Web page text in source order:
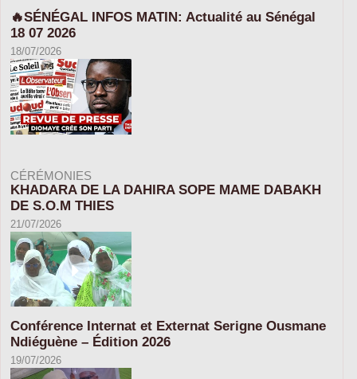
🔥SÉNÉGAL INFOS MATIN: Actualité au Sénégal
18 07 2026
18/07/2026
CÉRÉMONIES
KHADARA DE LA DAHIRA SOPE MAME DABAKH
DE S.O.M THIES
21/07/2026
Conférence Internat et Externat Serigne Ousmane
Ndiéguène – Édition 2026
19/07/2026